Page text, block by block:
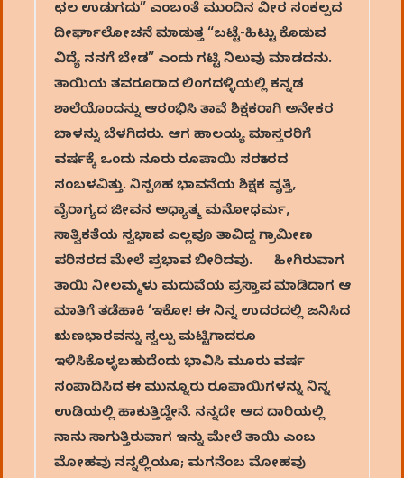
ಛಲ ಉಡುಗದು” ಎಂಬಂತೆ ಮುಂದಿನ ವೀರ ಸಂಕಲ್ಪದ
ದೀರ್ಘಾಲೋಚನೆ ಮಾಡುತ್ತ “ಬಟ್ಟೆ-ಹಿಟ್ಟು ಕೊಡುವ
ವಿದ್ಯೆ ನನಗೆ ಬೇಡ” ಎಂದು ಗಟ್ಟಿ ನಿಲುವು ಮಾಡದನು.
ತಾಯಿಯ ತವರೂರಾದ ಲಿಂಗದಳ್ಳಿಯಲ್ಲಿ ಕನ್ನಡ
ಶಾಲೆಯೊಂದನ್ನು ಆರಂಭಿಸಿ ತಾವೆ ಶಿಕ್ಷಕರಾಗಿ ಅನೇಕರ
ಬಾಳನ್ನು ಬೆಳಗಿದರು. ಆಗ ಹಾಲಯ್ಯ ಮಾಸ್ತರರಿಗೆ
ವರ್ಷಕ್ಕೆ ಒಂದು ನೂರು ರೂಪಾಯಿ ಸರಕಾರದ
ಸಂಬಳವಿತ್ತು. ನಿಸ್ಪøಹ ಭಾವನೆಯ ಶಿಕ್ಷಕ ವೃತ್ತಿ,
ವೈರಾಗ್ಯದ ಜೀವನ ಅಧ್ಯಾತ್ಮ ಮನೋಧರ್ಮ,
ಸಾತ್ವಿಕತೆಯ ಸ್ವಭಾವ ಎಲ್ಲವೂ ತಾವಿದ್ದ ಗ್ರಾಮೀಣ
ಪರಿಸರದ ಮೇಲೆ ಪ್ರಭಾವ ಬೀರಿದವು. ಹೀಗಿರುವಾಗ
ತಾಯಿ ನೀಲಮ್ಮಳು ಮದುವೆಯ ಪ್ರಸ್ತಾಪ ಮಾಡಿದಾಗ ಆ
ಮಾತಿಗೆ ತಡೆಹಾಕಿ ‘ಇಕೋ! ಈ ನಿನ್ನ ಉದರದಲ್ಲಿ ಜನಿಸಿದ
ಋಣಭಾರವನ್ನು ಸ್ವಲ್ಪು ಮಟ್ಟಿಗಾದರೂ
ಇಳಿಸಿಕೊಳ್ಳಬಹುದೆಂದು ಭಾವಿಸಿ ಮೂರು ವರ್ಷ
ಸಂಪಾದಿಸಿದ ಈ ಮುನ್ನೂರು ರೂಪಾಯಿಗಳನ್ನು ನಿನ್ನ
ಉಡಿಯಲ್ಲಿ ಹಾಕುತ್ತಿದ್ದೇನೆ. ನನ್ನದೇ ಆದ ದಾರಿಯಲ್ಲಿ
ನಾನು ಸಾಗುತ್ತಿರುವಾಗ ಇನ್ನು ಮೇಲೆ ತಾಯಿ ಎಂಬ
ಮೋಹವು ನನ್ನಲ್ಲಿಯೂ; ಮಗನೆಂಬ ಮೋಹವು